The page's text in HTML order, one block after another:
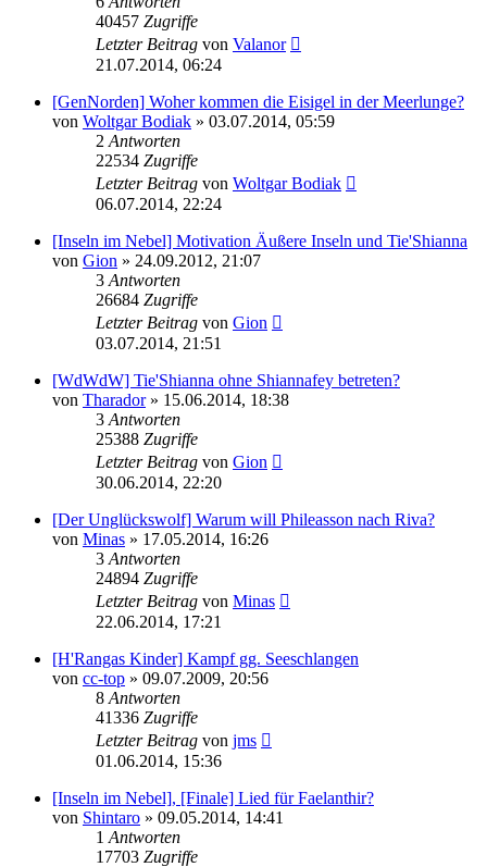
40457 Zugriffe
Letzter Beitrag von Valanor
21.07.2014, 06:24
[GenNorden] Woher kommen die Eisigel in der Meerlunge?
von Woltgar Bodiak » 03.07.2014, 05:59
2 Antworten
22534 Zugriffe
Letzter Beitrag von Woltgar Bodiak
06.07.2014, 22:24
[Inseln im Nebel] Motivation Äußere Inseln und Tie'Shianna
von Gion » 24.09.2012, 21:07
3 Antworten
26684 Zugriffe
Letzter Beitrag von Gion
03.07.2014, 21:51
[WdWdW] Tie'Shianna ohne Shiannafey betreten?
von Tharador» 15.06.2014, 18:38
3 Antworten
25388 Zugriffe
Letzter Beitrag von Gion
30.06.2014, 22:20
[Der Unglückswolf] Warum will Phileasson nach Riva?
von Minas » 17.05.2014, 16:26
3 Antworten
24894 Zugriffe
Letzter Beitrag von Minas
22.06.2014, 17:21
[H'Rangas Kinder] Kampf gg. Seeschlangen
von cc-top » 09.07.2009, 20:56
8 Antworten
41336 Zugriffe
Letzter Beitrag von jms
01.06.2014, 15:36
[Inseln im Nebel], [Finale] Lied für Faelanthir?
von Shintaro » 09.05.2014, 14:41
1 Antworten
17703 Zugriffe